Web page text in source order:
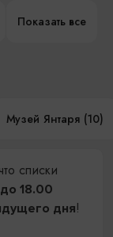
Показать все
Музей Янтаря (10)
списки
до 18.00
дня!